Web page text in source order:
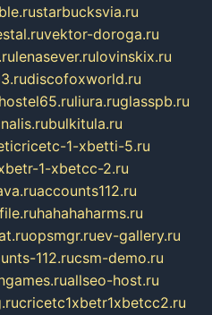
starbucksvia.ru
vektor-doroga.ru
lenasever.rulovinskix.ru
discofoxworld.ru
hostel65.ruliura.ruglasspb.ru
bulkitula.ru
1-xbetti-5.ru
1-xbetcc-2.ru
accounts112.ru
hahahaharms.ru
opsmgr.ruev-gallery.ru
112.rucsm-demo.ru
allseo-host.ru
cricetc1xbetr1xbetcc2.ru